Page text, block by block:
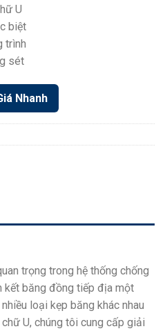
U
biệt
trình
sét
Nhanh
trọng trong hệ thống chống
kết băng đồng tiếp địa một
loại kẹp băng khác nhau
U, chúng tôi cung cấp giải